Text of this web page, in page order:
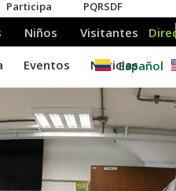
Español